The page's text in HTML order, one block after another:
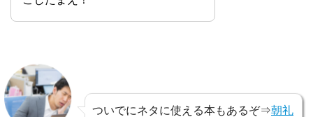
ついでにネタに使える本もあるぞ⇒朝礼